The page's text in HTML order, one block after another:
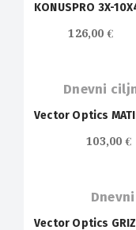
KONUSPRO 3X-
126,00€
Dnevni
Vector Optics
103,00€
Vector Optics